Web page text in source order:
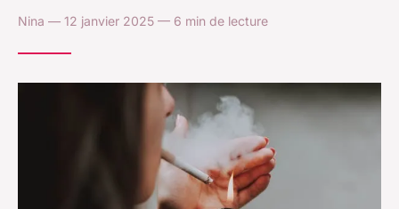
Nina — 12 janvier 2025 — 6 min de lecture